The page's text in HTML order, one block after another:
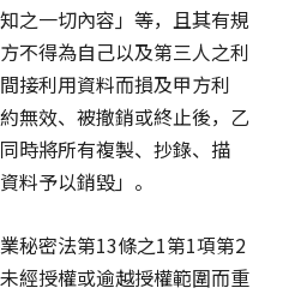
之一切內容」等，且其有規
不得為自己以及第三人之利
接利用資料而損及甲方利
無效、被撤銷或終止後，乙
時將所有複製、抄錄、描
料予以銷毀」。
秘密法第13條之1第1項第2
經授權或逾越授權範圍而重